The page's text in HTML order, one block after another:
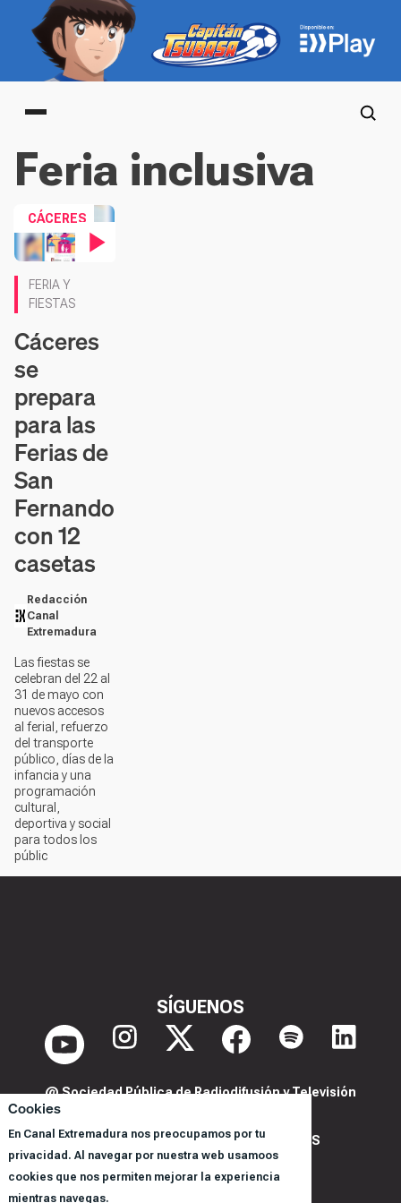
Cookies
En Canal Extremadura nos preocupamos por tu
privacidad. Al navegar por nuestra web usamoos
cookies que nos permiten mejorar la experiencia
mientras navegas.
Main menu
Feria inclusiva
CÁCERES
FERIA Y
FIESTAS
Cáceres
se
prepara
para las
Ferias de
San
Fernando
con 12
casetas
Redacción
Canal
Extremadura
Las fiestas se
celebran del 22 al
31 de mayo con
nuevos accesos
al ferial, refuerzo
del transporte
público, días de la
infancia y una
programación
cultural,
deportiva y social
para todos los
públic
SÍGUENOS
@ Sociedad Pública de Radiodifusión y Televisión
POLITICA DE PRIVACIDAD Y COOKIES